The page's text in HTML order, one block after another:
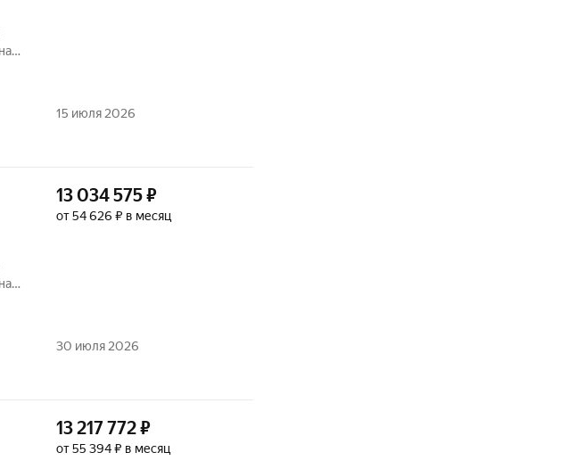
15 июля 2026
13 034 575₽
от 54 626 ₽ в месяц
30 июля 2026
13 217 772₽
от 55 394 ₽ в месяц